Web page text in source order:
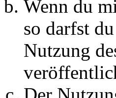
Wenn du
so darfst
Nutzung